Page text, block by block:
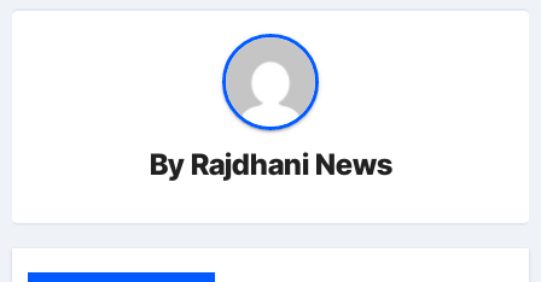
By Rajdhani News